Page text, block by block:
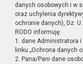
danych osobowych i w
oraz uchylenia
ochronie danych), Dz.
RODO informuję:
1. dane Administratora
linku „Ochrona danych
2. Pana/Pani dane